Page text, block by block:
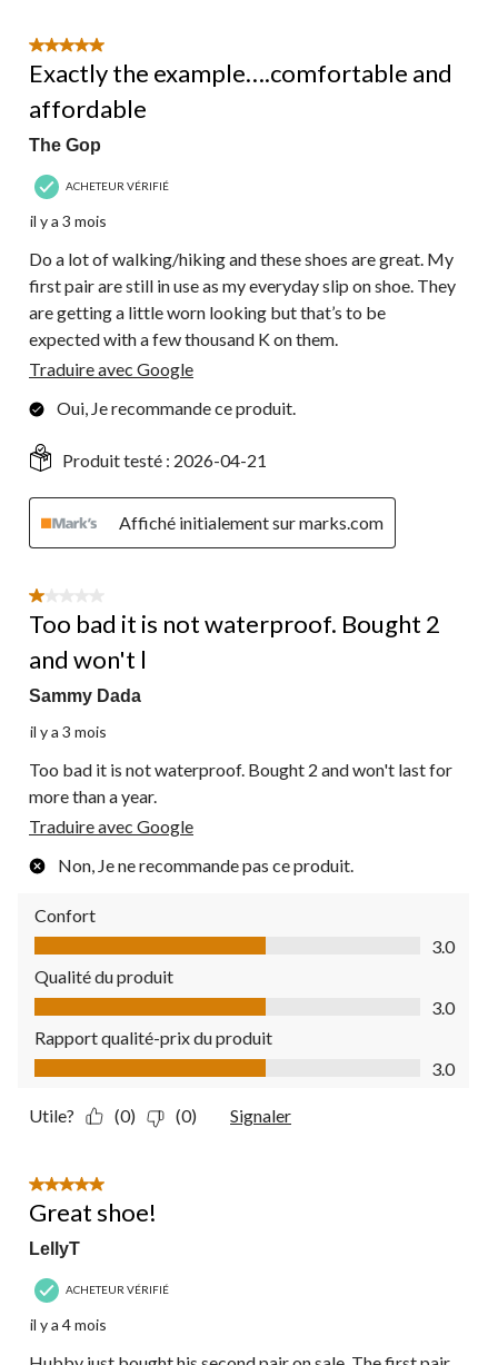
5 étoile(s) sur 5.
Exactly the example….comfortable and
affordable
The Gop
ACHETEUR VÉRIFIÉ
il y a 3 mois
Do a lot of walking/hiking and these shoes are great. My
first pair are still in use as my everyday slip on shoe. They
are getting a little worn looking but that’s to be
expected with a few thousand K on them.
Traduire avec Google
Oui, Je recommande ce produit.
Produit testé : 2026-04-21
Affiché initialement sur marks.com
1 étoile(s) sur 5.
Too bad it is not waterproof. Bought 2
and won't l
Sammy Dada
il y a 3 mois
Too bad it is not waterproof. Bought 2 and won't last for
more than a year.
Traduire avec Google
Non, Je ne recommande pas ce produit.
Confort
Confort, 3.0 sur 5
3.0
Qualité du produit
Qualité du produit, 3.0 sur 5
3.0
Rapport qualité-prix du produit
Rapport qualité-prix du produit, 3.0 sur 5
3.0
Utile? (0) (0) Signaler
5 étoile(s) sur 5.
Great shoe!
LellyT
ACHETEUR VÉRIFIÉ
il y a 4 mois